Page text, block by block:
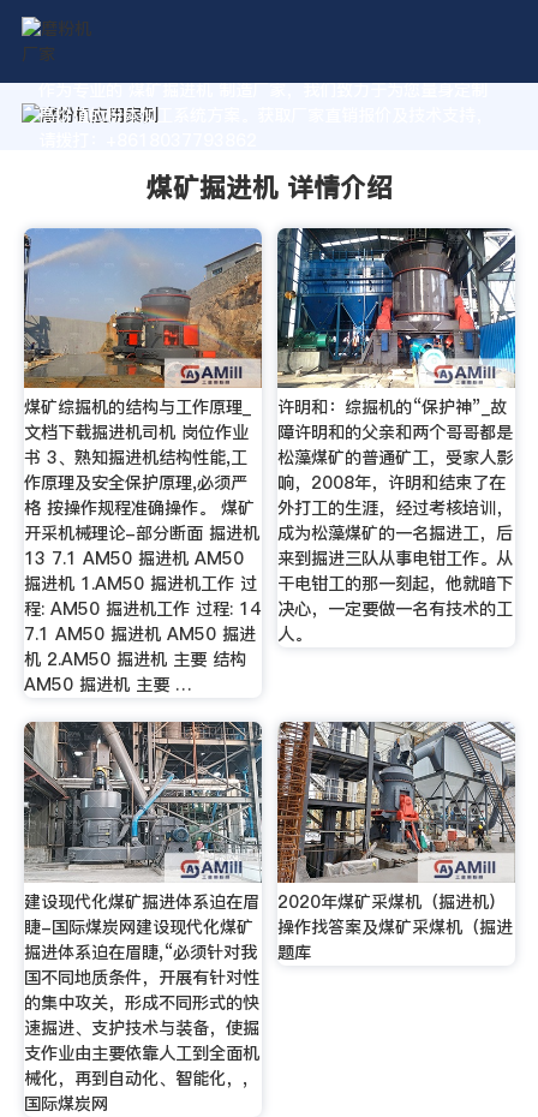
作为专业的 煤矿掘进机 制造厂家，我们致力于为您量身定制
高价值的粉体加工系统方案。获取厂家直销报价及技术支持，
煤矿掘进机 详情介绍
煤矿综掘机的结构与工作原理_
文档下载掘进机司机 岗位作业
书 3、熟知掘进机结构性能,工
作原理及安全保护原理,必须严
格 按操作规程准确操作。 煤矿
开采机械理论-部分断面 掘进机
13 7.1 AM50 掘进机 AM50
掘进机 1.AM50 掘进机工作 过
程: AM50 掘进机工作 过程: 14
7.1 AM50 掘进机 AM50 掘进
机 2.AM50 掘进机 主要 结构
AM50 掘进机 主要 …
许明和：综掘机的“保护神”_故
障许明和的父亲和两个哥哥都是
松藻煤矿的普通矿工，受家人影
响，2008年，许明和结束了在
外打工的生涯，经过考核培训，
成为松藻煤矿的一名掘进工，后
来到掘进三队从事电钳工作。从
干电钳工的那一刻起，他就暗下
决心，一定要做一名有技术的工
人。
建设现代化煤矿掘进体系迫在眉
睫-国际煤炭网建设现代化煤矿
掘进体系迫在眉睫,“必须针对我
国不同地质条件，开展有针对性
的集中攻关，形成不同形式的快
速掘进、支护技术与装备，使掘
支作业由主要依靠人工到全面机
械化，再到自动化、智能化，,
国际煤炭网
2020年煤矿采煤机（掘进机）
操作找答案及煤矿采煤机（掘进
题库